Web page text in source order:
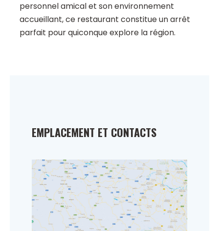
personnel amical et son environnement
accueillant, ce restaurant constitue un arrêt
parfait pour quiconque explore la région.
EMPLACEMENT ET CONTACTS